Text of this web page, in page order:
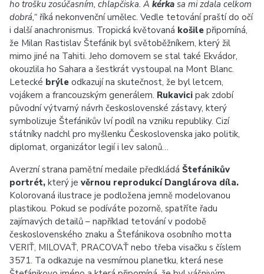
ho trošku zosúčasním, chlapčiska. A kérka sa mi zdala celkom
dobrá,“ říká nekonvenční umělec. Vedle tetování praští do očí
i další anachronismus. Tropická květovaná košile připomíná,
že Milan Rastislav Štefánik byl světoběžníkem, který žil
mimo jiné na Tahiti. Jeho domovem se stal také Ekvádor,
okouzlila ho Sahara a šestkrát vystoupal na Mont Blanc.
Letecké brýle odkazují na skutečnost, že byl letcem,
vojákem a francouzským generálem. Rukavici pak zdobí
původní výtvarný návrh československé zástavy, který
symbolizuje Štefánikův lví podíl na vzniku republiky. Cizí
státníky nadchl pro myšlenku Československa jako politik,
diplomat, organizátor legií i lev salonů…
Averzní strana pamětní medaile předkládá Štefánikův
portrét, který je věrnou reprodukcí Danglárova díla.
Kolorovaná ilustrace je podložena jemně modelovanou
plastikou. Pokud se podíváte pozorně, spatříte řadu
zajímavých detailů – například tetování v podobě
československého znaku a Štefánikova osobního motta
VERIŤ, MILOVAŤ, PRACOVAŤ nebo třeba visačku s číslem
3571. Ta odkazuje na vesmírnou planetku, která nese